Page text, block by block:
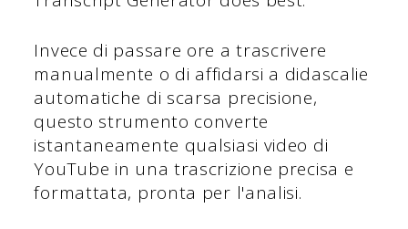
Invece di passare ore a trascrivere
manualmente o di affidarsi a didascalie
automatiche di scarsa precisione,
questo strumento converte
istantaneamente qualsiasi video di
YouTube in una trascrizione precisa e
formattata, pronta per l'analisi.